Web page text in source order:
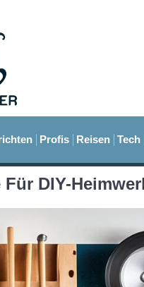
Profis Reisen Tech
DIY-